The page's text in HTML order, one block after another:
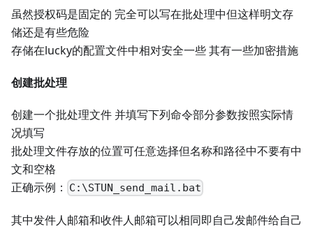
虽然授权码是固定的 完全可以写在批处理中但这样明文存
储还是有些危险
存储在lucky的配置文件中相对安全一些 其有一些加密措施
创建批处理
创建一个批处理文件 并填写下列命令部分参数按照实际情
况填写
批处理文件存放的位置可任意选择但名称和路径中不要有中
文和空格
正确示例：
C:\STUN_send_mail.bat
其中发件人邮箱和收件人邮箱可以相同即自己发邮件给自己